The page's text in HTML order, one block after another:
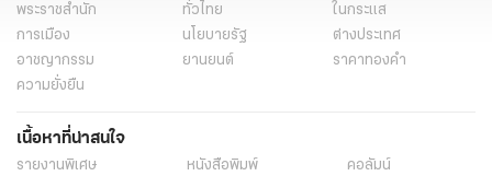
พระราชสำนัก ทั่วไทย
ในกระแส
การเมือง
นโยบายรัฐ
ต่างประเทศ
อาชญากรรม
ยานยนต์
ราคาทองคำ
ความยั่งยืน
เนื้อหาที่น่าสนใจ
รายงานพิเศษ หนังสือพิมพ์
คอลัมน์